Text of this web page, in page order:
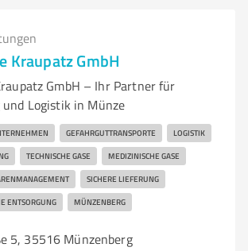
Kraupatz GmbH
GmbH – Ihr Partner für
und Logistik in Münze
GEFAHRGUTTRANSPORTE LOGISTIK
TECHNISCHE GASE MEDIZINISCHE GASE
SICHERE LIEFERUNG
ENTSORGUNG MÜNZENBERG
5, 35516 Münzenberg